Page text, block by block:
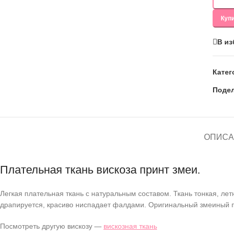
В
Плательная ткань вискоза принт змеи.
Легкая плательная ткань с натуральным составом. Ткань тонкая,
драпируется, красиво ниспадает фалдами. Оригинальный змеиный
Посмотреть другую вискозу — вискозная ткань